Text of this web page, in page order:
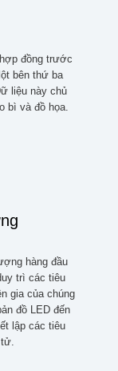
đồng trước
bên thứ ba
liệu này chủ
bì và đồ họa.
hàng đầu
trì các tiêu
gia của chúng
đồ LED đến
lập các tiêu